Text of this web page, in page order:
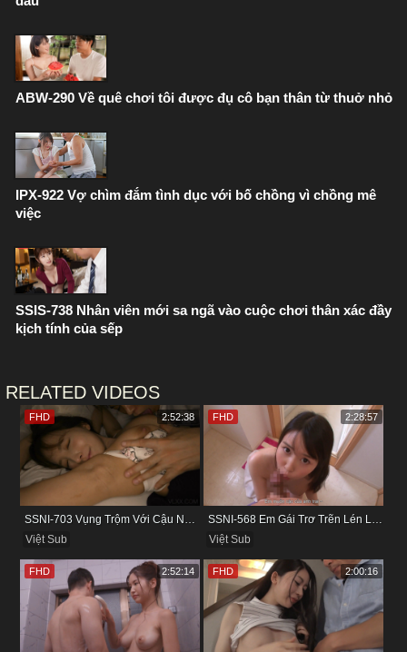
ABW-290 Về quê chơi tôi được đụ cô bạn thân từ thuở nhỏ
IPX-922 Vợ chìm đắm tình dục với bố chồng vì chồng mê
việc
SSIS-738 Nhân viên mới sa ngã vào cuộc chơi thân xác đầy
kịch tính của sếp
RELATED VIDEOS
SSNI-703 Vụng Trộm Với Cậu Nhân Viên Ngay Bên Cạnh Chồng
Việt Sub
FHD 2:52:38
SSNI-568 Em Gái Trơ Trẽn Lén Lút Vụng Trộm Với Bồ Của Chị
Việt Sub
FHD 2:28:57
FHD 2:52:14 FHD 2:00:16